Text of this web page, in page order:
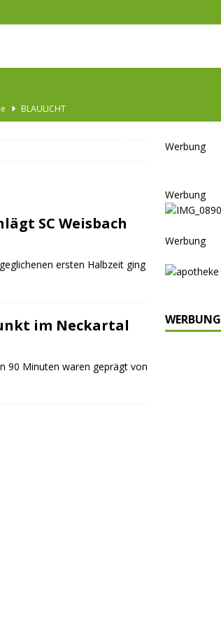
BLAULICHT
JUGEND
SONSTIGES
SC Weisbach
ersten Halbzeit ging
im Neckartal
90 Minuten waren geprägt von
Werbung
Werbung
Werbung
WERBUNG